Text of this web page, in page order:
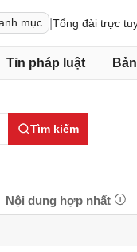
mục Tổng đài trực
Tin pháp luật
Tìm kiếm
Nội dung hợp nhất